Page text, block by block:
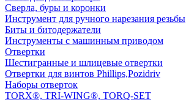
Сверла, буры и коронки
Инструмент для ручного нарезания резьбы
Биты и битодержатели
Инструменты с машинным приводом
Отвертки
Шестигранные и шлицевые отвертки
Отвертки для винтов Phillips,Pozidriv
Наборы отверток
TORX®, TRI-WING®, TORQ-SET